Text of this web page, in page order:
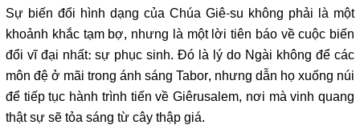
Sự biến đổi hình dạng của Chúa Giê-su không phải là một
khoảnh khắc tạm bợ, nhưng là một lời tiên báo về cuộc biến
đổi vĩ đại nhất: sự phục sinh. Đó là lý do Ngài không để các
môn đệ ở mãi trong ánh sáng Tabor, nhưng dẫn họ xuống núi
để tiếp tục hành trình tiến về Giêrusalem, nơi mà vinh quang
thật sự sẽ tỏa sáng từ cây thập giá.